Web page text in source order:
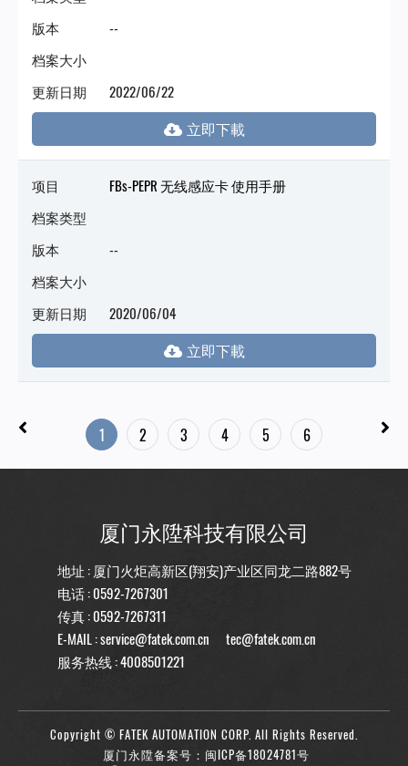
版本
--
档案大小
更新日期
2022/06/22
项目
FBs-PEPR 无线感应卡 使用手册
档案类型
版本
--
档案大小
更新日期
2020/06/04
1 2 3 4 5 6
厦门永陞科技有限公司
地址 : 厦门火炬高新区(翔安)产业区同龙二路882号
电话 :0592-7267301
传真 : 0592-7267311
E-MAIL :service@fatek.com.cn
tec@fatek.com.cn
服务热线 :4008501221
Copyright © FATEK AUTOMATION CORP. All Rights Reserved.
厦门永陞备案号：闽ICP备18024781号